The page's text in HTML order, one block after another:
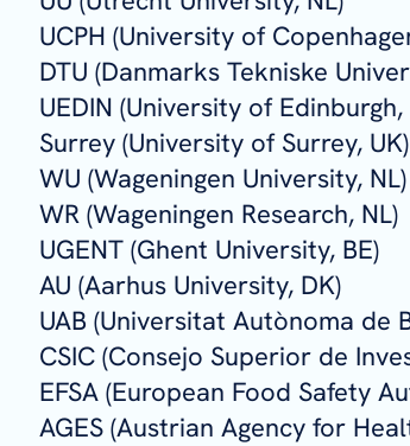
UCPH (University of
DTU (Danmarks Tekniske
UEDIN (University of Edinburgh,
Surrey (University of Surrey, UK)
WU (Wageningen University, NL)
WR (Wageningen Research, NL)
UGENT (Ghent University, BE)
AU (Aarhus University, DK)
UAB (Universitat Autònoma de
CSIC (Consejo Superior de
EFSA (European Food Safety
AGES (Austrian Agency for